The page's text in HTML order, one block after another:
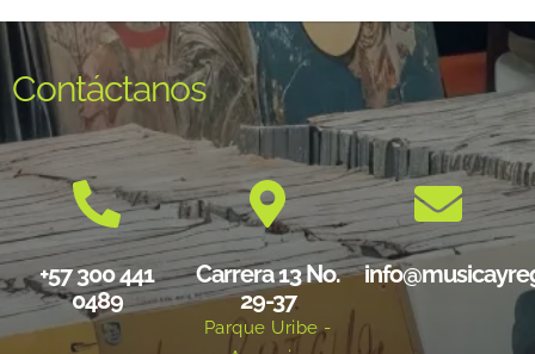
Contáctanos
+57 300 441
0489
Carrera 13 No.
29-37
Parque Uribe -